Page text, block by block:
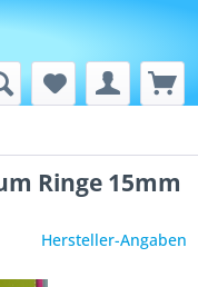
Ringe 15mm
Hersteller-Angaben